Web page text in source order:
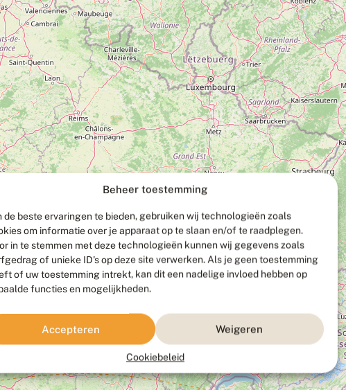
Beheer toestemming
de beste ervaringen te bieden, gebruiken wij technologieën zoals
om informatie over je apparaat op te slaan en/of te raadplegen.
in te stemmen met deze technologieën kunnen wij gegevens zoals
of unieke ID's op deze site verwerken. Als je geen toestemming
of uw toestemming intrekt, kan dit een nadelige invloed hebben op
functies en mogelijkheden.
Accepteren Weigeren
Cookiebeleid